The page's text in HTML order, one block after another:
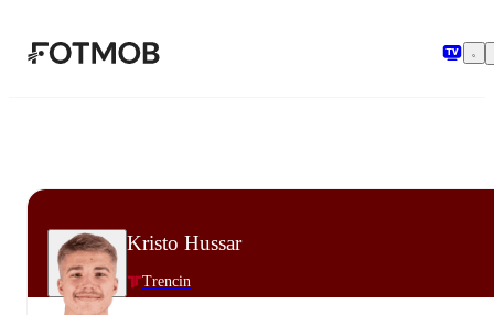
跳转到主要内容
Kristo Hussar
Trencin